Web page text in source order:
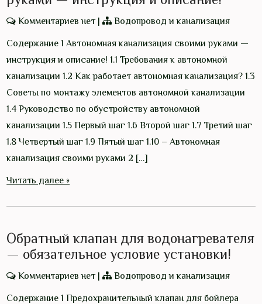
Комментариев нет | Водопровод и канализация
Содержание 1 Автономная канализация своими руками —
инструкция и описание! 1.1 Требования к автономной
канализации 1.2 Как работает автономная канализация? 1.3
Советы по монтажу элементов автономной канализации
1.4 Руководство по обустройству автономной
канализации 1.5 Первый шаг 1.6 Второй шаг 1.7 Третий шаг
1.8 Четвертый шаг 1.9 Пятый шаг 1.10 – Автономная
канализация своими руками 2 […]
Читать далее »
Обратный клапан для водонагревателя
— обязательное условие установки!
Комментариев нет | Водопровод и канализация
Содержание 1 Предохранительный клапан для бойлера